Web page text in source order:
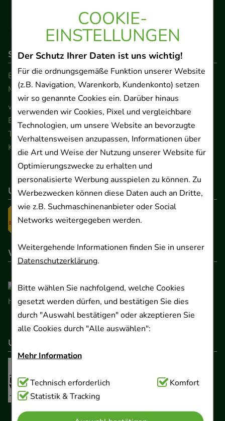
COOKIE-
EINSTELLUNGEN
Der Schutz Ihrer Daten ist uns wichtig!
Für die ordnungsgemäße Funktion unserer Website
(z.B. Navigation, Warenkorb, Kundenkonto) setzen
wir so genannte Cookies ein. Darüber hinaus
verwenden wir Cookies, Pixel und vergleichbare
Technologien, um unsere Website an bevorzugte
Verhaltensweisen anzupassen, Informationen über
die Art und Weise der Nutzung unserer Website für
Optimierungszwecke zu erhalten und
personalisierte Werbung ausspielen zu können. Zu
Werbezwecken können diese Daten auch an Dritte,
wie z.B. Suchmaschinenanbieter oder Social
Networks weitergegeben werden.
Weitergehende Informationen finden Sie in unserer
Datenschutzerklärung.
Bitte wählen Sie nachfolgend, welche Cookies
gesetzt werden dürfen, und bestätigen Sie dies
durch "Auswahl bestätigen" oder akzeptieren Sie
alle Cookies durch "Alle auswählen":
Mehr Information
Technisch Notwendig:Hierbei handelt es sich um
Cookies, die für die Grundfunktionen unserer
Website notwendig sind (z.B. Navigation,
Technisch erforderlich
Komfort
Statistik & Tracking
So erreichen Sie uns
Beratung und Kundenservice:
Montag - Freitag von 9.00 bis 17.00 Uhr
www.ApoSalis.de · E-Mail: info@ApoSalis.de
Ernst-August-Platz 2 · 30159 Hannover
Telefon 0511 89 71 80 0 · Fax 0511 89 71 80 11
Kontaktformular
Unser Versanddienstleister
Wir sind hier gelistet
Unser Netzwerk